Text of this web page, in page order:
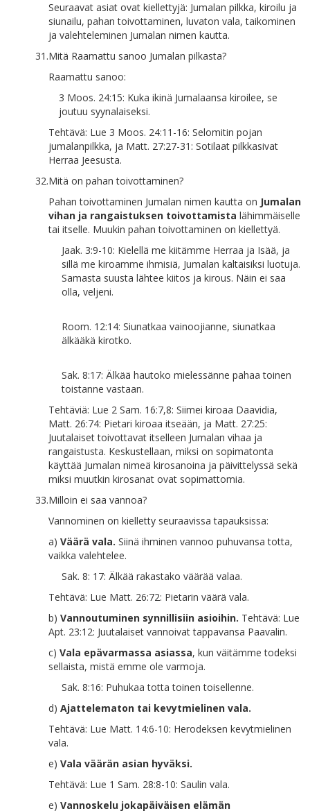
Seuraavat asiat ovat kiellettyjä: Jumalan pilkka, kiroilu ja
siunailu, pahan toivottaminen, luvaton vala, taikominen
ja valehteleminen Jumalan nimen kautta.
31.Mitä Raamattu sanoo Jumalan pilkasta?
Raamattu sanoo:
3 Moos. 24:15: Kuka ikinä Jumalaansa kiroilee, se
joutuu syynalaiseksi.
Tehtävä: Lue 3 Moos. 24:11-16: Selomitin pojan
jumalanpilkka, ja Matt. 27:27-31: Sotilaat pilkkasivat
Herraa Jeesusta.
32.Mitä on pahan toivottaminen?
Pahan toivottaminen Jumalan nimen kautta on Jumalan
vihan ja rangaistuksen toivottamista lähimmäiselle
tai itselle. Muukin pahan toivottaminen on kiellettyä.
Jaak. 3:9-10: Kielellä me kiitämme Herraa ja Isää, ja
sillä me kiroamme ihmisiä, Jumalan kaltaisiksi luotuja.
Samasta suusta lähtee kiitos ja kirous. Näin ei saa
olla, veljeni.
Room. 12:14: Siunatkaa vainoojianne, siunatkaa
älkääkä kirotko.
Sak. 8:17: Älkää hautoko mielessänne pahaa toinen
toistanne vastaan.
Tehtäviä: Lue 2 Sam. 16:7,8: Siimei kiroaa Daavidia,
Matt. 26:74: Pietari kiroaa itseään, ja Matt. 27:25:
Juutalaiset toivottavat itselleen Jumalan vihaa ja
rangaistusta. Keskustellaan, miksi on sopimatonta
käyttää Jumalan nimeä kirosanoina ja päivittelyssä sekä
miksi muutkin kirosanat ovat sopimattomia.
33.Milloin ei saa vannoa?
Vannominen on kielletty seuraavissa tapauksissa:
a) Väärä vala. Siinä ihminen vannoo puhuvansa totta,
vaikka valehtelee.
Sak. 8: 17: Älkää rakastako väärää valaa.
Tehtävä: Lue Matt. 26:72: Pietarin väärä vala.
b) Vannoutuminen synnillisiin asioihin. Tehtävä: Lue
Apt. 23:12: Juutalaiset vannoivat tappavansa Paavalin.
c) Vala epävarmassa asiassa, kun väitämme todeksi
sellaista, mistä emme ole varmoja.
Sak. 8:16: Puhukaa totta toinen toisellenne.
d) Ajattelematon tai kevytmielinen vala.
Tehtävä: Lue Matt. 14:6-10: Herodeksen kevytmielinen
vala.
e) Vala väärän asian hyväksi.
Tehtävä: Lue 1 Sam. 28:8-10: Saulin vala.
e) Vannoskelu jokapäiväisen elämän